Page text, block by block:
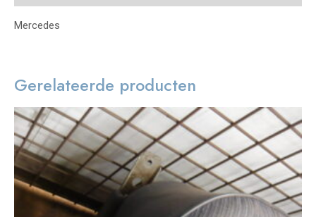
Mercedes
Gerelateerde producten